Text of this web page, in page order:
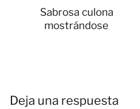
Sabrosa culona
mostrándose
Deja una respuesta